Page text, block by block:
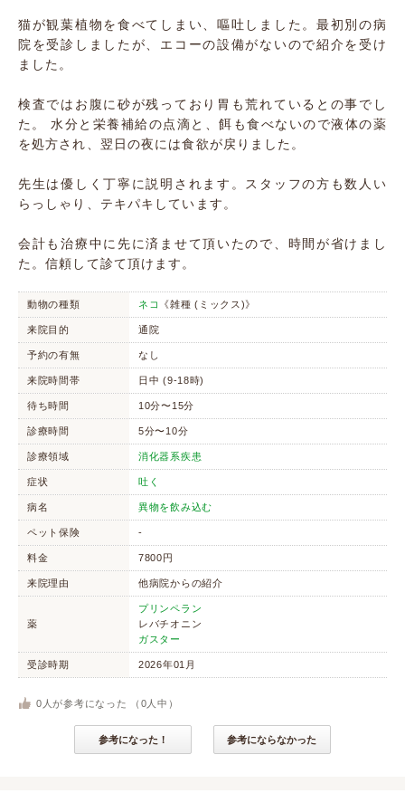
猫が観葉植物を食べてしまい、嘔吐しました。最初別の病
院を受診しましたが、エコーの設備がないので紹介を受け
ました。
検査ではお腹に砂が残っており胃も荒れているとの事でし
た。 水分と栄養補給の点滴と、餌も食べないので液体の薬
を処方され、翌日の夜には食欲が戻りました。
先生は優しく丁寧に説明されます。スタッフの方も数人い
らっしゃり、テキパキしています。
会計も治療中に先に済ませて頂いたので、時間が省けまし
た。信頼して診て頂けます。
動物の種類 ネコ 《雑種 (ミックス)》
来院目的 通院
予約の有無 なし
来院時間帯 日中 (9-18時)
待ち時間 10分〜15分
診療時間 5分〜10分
診療領域 消化器系疾患
症状 吐く
病名 異物を飲み込む
ペット保険 -
料金 7800円
来院理由 他病院からの紹介
薬
プリンペラン
レバチオニン
ガスター
受診時期 2026年01月
0 人が参考になった （ 0 人中）
参考になった！ 参考にならなかった